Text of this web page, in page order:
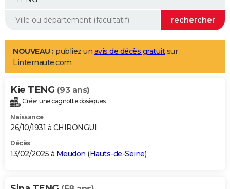
Mobiles
Meilleur smartphone
Internet
Ordinateurs
Jeux vidéo
Guide high-tech
Aménagement intérieur
LIFESTYLE
Art de vivre
Bien-être
Loisirs
Mode
Modes de vie
Alimentation
Guide de la santé
Maladies
Médicaments
Sommeil
VOYAGE
Destinations
City break
Voyage nature
Voyage de noces
Forum
Climat
+PHOTO
GUIDES D'ACHAT
BONS PLANS
NOUVEAU : publiez un avis de décès gratuitsur
Linternaute.com
Kie TENG (93 ans)
Créer une cagnotte obsèques
Naissance
26/10/1931 à CHIRONGUI
Décès
13/02/2025 à Meudon (Hauts-de-Seine)